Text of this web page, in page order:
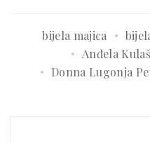
bijela majica
Anđela Kulaš
Donna Lugonja